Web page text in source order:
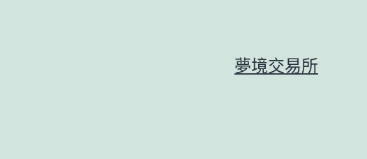
夢境交易所